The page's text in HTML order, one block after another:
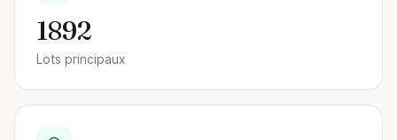
1892
Lots principaux